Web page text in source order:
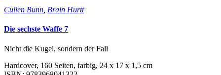
Cullen Bunn Brain Hurtt
Die sechste Waffe 7
Nicht die Kugel, sondern der Fall
Hardcover, 160 Seiten, farbig, 24 x 17 x 1,5 cm